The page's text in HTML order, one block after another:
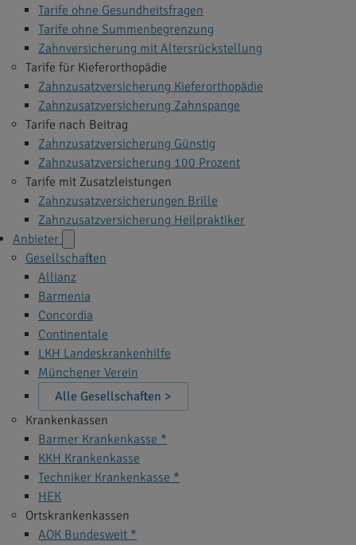
Tarife ohne Gesundheitsfragen
Tarife ohne Summenbegrenzung
Zahnversicherung mit Altersrückstellung
Tarife für Kieferorthopädie
Zahnzusatzversicherung Kieferorthopädie
Zahnzusatzversicherung Zahnspange
Tarife nach Beitrag
Zahnzusatzversicherung Günstig
Zahnzusatzversicherung 100 Prozent
Tarife mit Zusatzleistungen
Zahnzusatzversicherungen Brille
Zahnzusatzversicherung Heilpraktiker
Anbieter
Gesellschaften
Allianz
Barmenia
Concordia
Continentale
LKH Landeskrankenhilfe
Münchener Verein
Alle Gesellschaften >
Krankenkassen
Barmer Krankenkasse *
KKH Krankenkasse
Techniker Krankenkasse *
HEK
Ortskrankenkassen
AOK Bundesweit *